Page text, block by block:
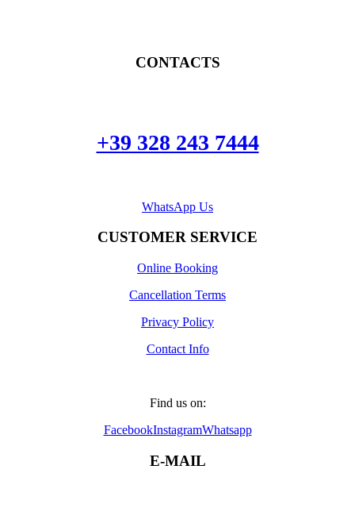
CONTACTS
+39 328 243 7444
WhatsApp Us
CUSTOMER SERVICE
Online Booking
Cancellation Terms
Privacy Policy
Contact Info
Find us on:
FacebookInstagramWhatsapp
E-MAIL